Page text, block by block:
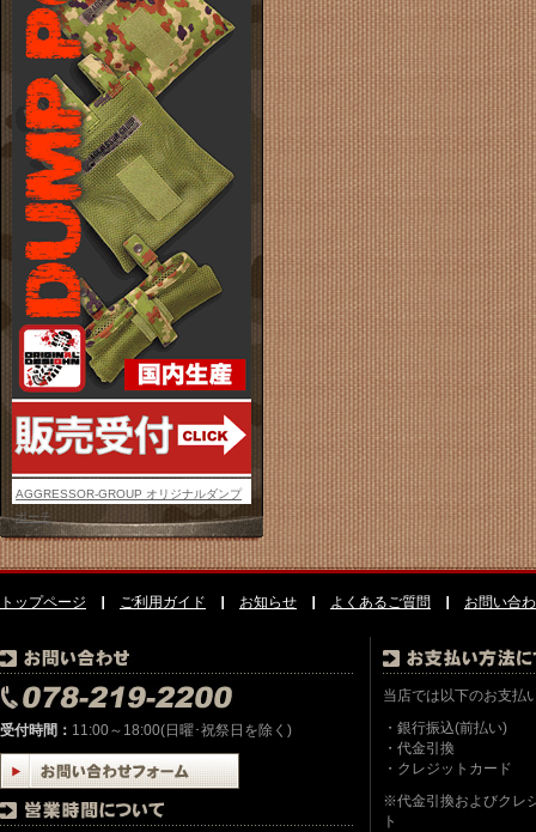
AGGRESSOR-GROUP オリジナルダンプ
ポーチ
トップページ ご利用ガイド お知らせ よくあるご質問 お問い合
受付時間： 11:00～18:00(日曜･祝祭日を除く)
当店では以下のお支払
・銀行振込(前払い)
・代金引換
・クレジットカード
※代金引換およびクレ
ト